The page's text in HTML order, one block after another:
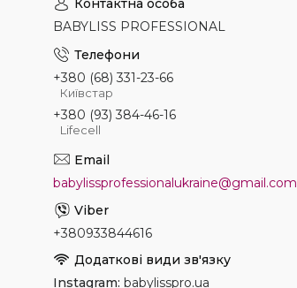
BABYLISS PROFESSIONAL
+380 (68) 331-23-66
Київстар
+380 (93) 384-46-16
Lifecell
babylissprofessionalukraine@gmail.com
+380933844616
Instagram babylisspro.ua